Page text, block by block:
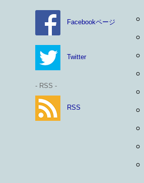
Facebookページ
Twitter
- RSS -
RSS